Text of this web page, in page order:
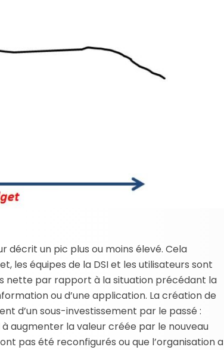
décrit un pic plus ou moins élevé. Cela
les équipes de la DSI et les utilisateurs sont
nette par rapport à la situation précédant la
ou d’une application. La création de
d’un sous-investissement par le passé :
augmenter la valeur créée par le nouveau
pas été reconfigurés ou que l’organisation a